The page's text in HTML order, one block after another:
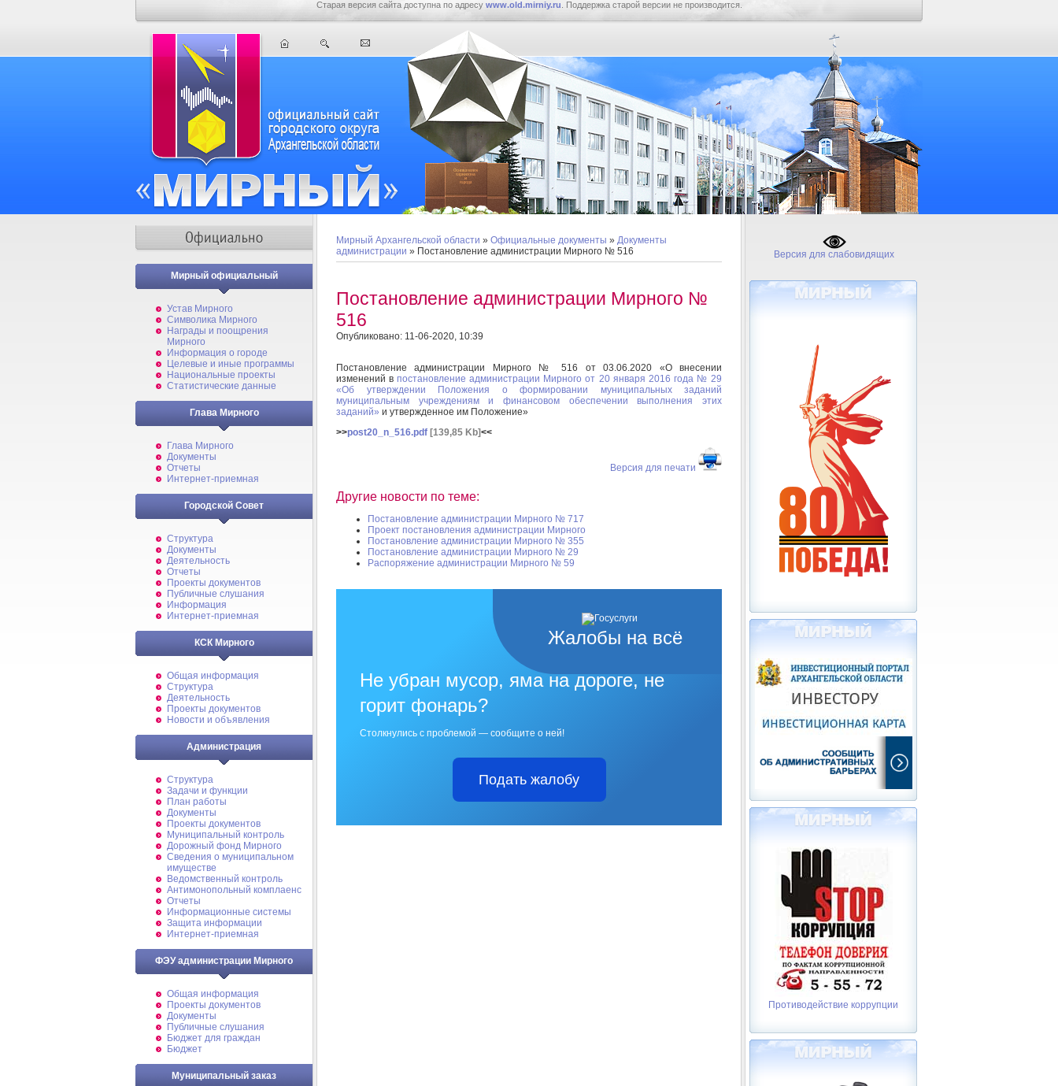
Старая версия сайта доступна по адресу www.old.mirniy.ru . Поддержка старой версии не производится.
Мирный официальный
Устав Мирного
Символика Мирного
Награды и поощрения
Мирного
Информация о городе
Целевые и иные программы
Национальные проекты
Статистические данные
Глава Мирного
Глава Мирного
Документы
Отчеты
Интернет-приемная
Городской Совет
Структура
Документы
Деятельность
Отчеты
Проекты документов
Публичные слушания
Информация
Интернет-приемная
КСК Мирного
Общая информация
Структура
Деятельность
Проекты документов
Новости и объявления
Администрация
Структура
Задачи и функции
План работы
Документы
Проекты документов
Муниципальный контроль
Дорожный фонд Мирного
Cведения о муниципальном
имуществе
Ведомственный контроль
Антимонопольный комплаенс
Отчеты
Информационные системы
Защита информации
Интернет-приемная
ФЭУ администрации Мирного
Общая информация
Проекты документов
Документы
Публичные слушания
Бюджет для граждан
Бюджет
Муниципальный заказ
Мирный Архангельской области » Официальные документы » Документы
администрации » Постановление администрации Мирного № 516
Постановление администрации Мирного №
516
Опубликовано: 11-06-2020, 10:39
Постановление администрации Мирного № 516 от 03.06.2020 «О внесении
изменений впостановление администрации Мирного от 20 января 2016 года № 29
«Об утверждении Положения о формировании муниципальных заданий
муниципальным учреждениям и финансовом обеспечении выполнения этих
заданий» и утвержденное им Положение»
>>post20_n_516.pdf [139,85 Kb]<<
Версия для печати
Другие новости по теме:
Постановление администрации Мирного № 717
Проект постановления администрации Мирного
Постановление администрации Мирного № 355
Постановление администрации Мирного № 29
Распоряжение администрации Мирного № 59
Жалобы на всё
Не убран мусор, яма на дороге, не
горит фонарь?
Столкнулись с проблемой — сообщите о ней!
Подать жалобу
Версия для слабовидящих
Противодействие коррупции